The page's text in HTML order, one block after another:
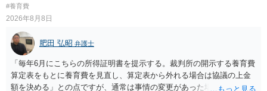
額となります。
#養育費
2026年8月8日
肥田 弘昭 弁護士
「毎年6月にこちらの所得証明書を提示する。裁判所の開示する養育費
算定表をもとに養育費を見直し、算定表から外れる場合は協議の上金
額を決める」との点ですが、通常は事情の変更があった場合に変更し